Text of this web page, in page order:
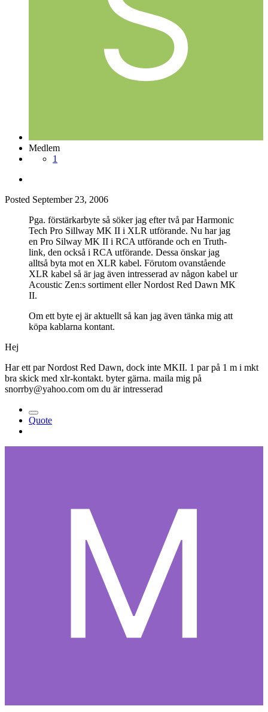
Medlem
1
Posted September 23, 2006
Pga. förstärkarbyte så söker jag efter två par Harmonic
Tech Pro Sillway MK II i XLR utförande. Nu har jag
en Pro Silway MK II i RCA utförande och en Truth-
link, den också i RCA utförande. Dessa önskar jag
alltså byta mot en XLR kabel. Förutom ovanstående
XLR kabel så är jag även intresserad av någon kabel ur
Acoustic Zen:s sortiment eller Nordost Red Dawn MK
II.
Om ett byte ej är aktuellt så kan jag även tänka mig att
köpa kablarna kontant.
Hej
Har ett par Nordost Red Dawn, dock inte MKII. 1 par på 1 m i mkt
bra skick med xlr-kontakt. byter gärna. maila mig på
snorrby@yahoo.com om du är intresserad
Quote